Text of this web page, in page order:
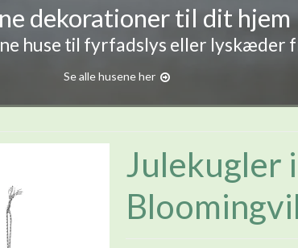
dekorationer til dit hjem
huse til fyrfadslys eller lyskæder
Se alle husene her
Julekugler